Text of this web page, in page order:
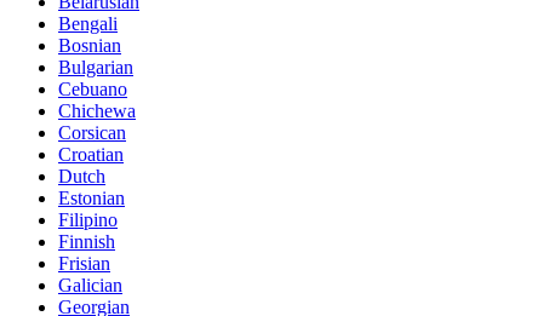
Bengali
Bosnian
Bulgarian
Cebuano
Chichewa
Corsican
Croatian
Dutch
Estonian
Filipino
Finnish
Frisian
Galician
Georgian